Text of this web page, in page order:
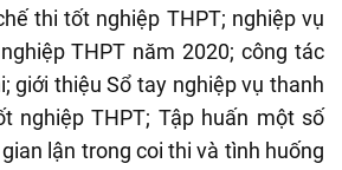
thi tốt nghiệp THPT; nghiệp vụ
THPT năm 2020; công tác
giới thiệu Sổ tay nghiệp vụ thanh
nghiệp THPT; Tập huấn một số
lận trong coi thi và tình huống